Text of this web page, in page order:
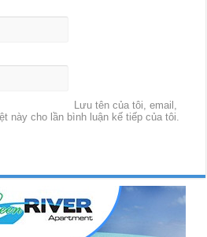
Lưu tên của tôi, email,
này cho lần bình luận kế tiếp của tôi.